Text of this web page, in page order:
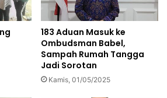
183 Aduan Masuk ke
Ombudsman Babel,
Sampah Rumah Tangga
Jadi Sorotan
Kamis, 01/05/2025